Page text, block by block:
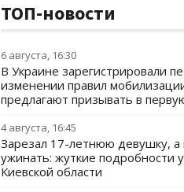
ТОП-новости
6 августа, 16:30
В Украине зарегистрировали
изменении правил
предлагают призывать в
4 августа, 16:45
Зарезал 17-летнюю девушку, а
ужинать: жуткие подробности
Киевской области